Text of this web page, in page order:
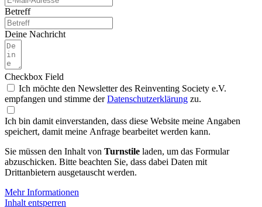
Betreff
Deine Nachricht
Checkbox Field
Ich möchte den Newsletter des Reinventing Society e.V.
empfangen und stimme derDaten­schutz­erklärung zu.
Ich bin damit einverstanden, dass diese Website meine Angaben
speichert, damit meine Anfrage bearbeitet werden kann.
Sie müssen den Inhalt von Turnstile laden, um das Formular
abzuschicken. Bitte beachten Sie, dass dabei Daten mit
Drittanbietern ausgetauscht werden.
Mehr Informationen
Inhalt entsperren